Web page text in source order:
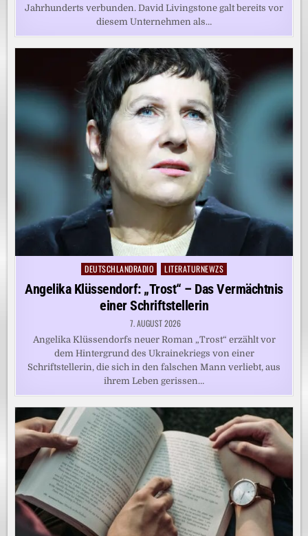
Jahrhunderts verbunden. David Livingstone galt bereits vor
diesem Unternehmen als…
Posted
in
DEUTSCHLANDRADIO LITERATURNEWZS
Angelika Klüssendorf: „Trost“ – Das Vermächtnis
einer Schriftstellerin
7. AUGUST 2026
Angelika Klüssendorfs neuer Roman „Trost“ erzählt vor
dem Hintergrund des Ukrainekriegs von einer
Schriftstellerin, die sich in den falschen Mann verliebt, aus
ihrem Leben gerissen…